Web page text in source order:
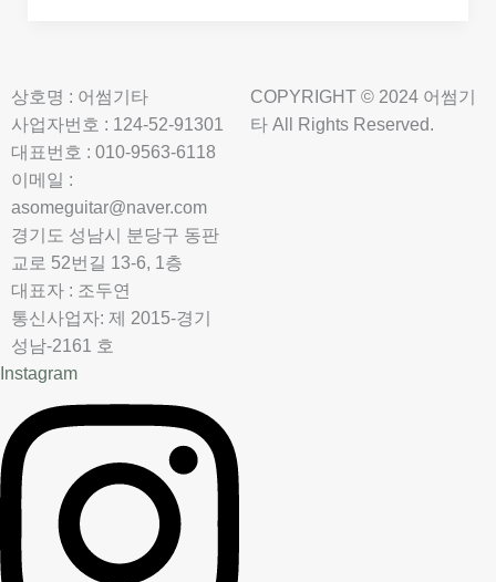
상호명 : 어썸기타
사업자번호 : 124-52-91301
대표번호 : 010-9563-6118
이메일 :
asomeguitar@naver.com
경기도 성남시 분당구 동판
교로 52번길 13-6, 1층
대표자 : 조두연
통신사업자: 제 2015-경기
성남-2161 호
Instagram
COPYRIGHT © 2024 어썸기
타 All Rights Reserved.